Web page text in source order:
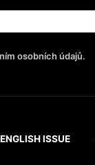
osobních údajů.
ENGLISH ISSUE